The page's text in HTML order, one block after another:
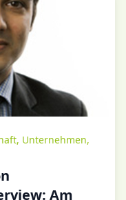
, Unternehmen,
Am